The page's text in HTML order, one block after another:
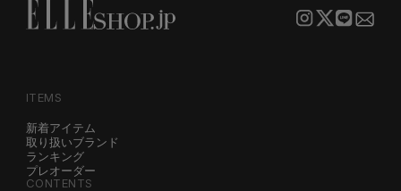
ITEMS
新着アイテム
取り扱いブランド
ランキング
プレオーダー
CONTENTS